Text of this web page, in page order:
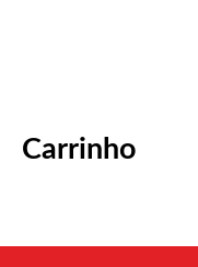
Carrinho